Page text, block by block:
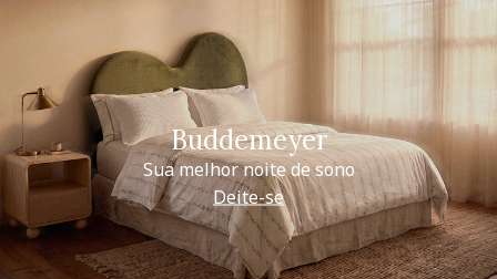
Buddemeyer
Sua melhor noite de sono
Deite-se